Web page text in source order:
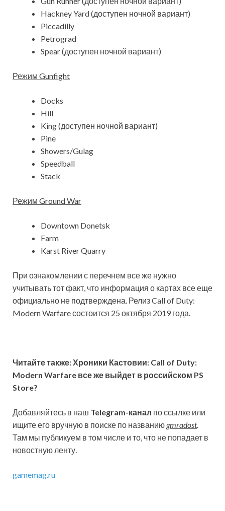
Hackney Yard (доступен ночной вариант)
Piccadilly
Petrograd
Spear (доступен ночной вариант)
Режим Gunfight
Docks
Hill
King (доступен ночной вариант)
Pine
Showers/Gulag
Speedball
Stack
Режим Ground War
Downtown Donetsk
Farm
Karst River Quarry
При ознакомлении с перечнем все же нужно
учитывать тот факт, что информация о картах все еще
официально не подтверждена. Релиз Call of Duty:
Modern Warfare состоится 25 октября 2019 года.
Читайте также:Хроники Кастовии: Call of Duty:
Modern Warfare все же выйдет в российском PS
Store?
Добавляйтесь в наш Telegram-канал по ссылке или
ищите его вручную в поиске по названию gmradost.
Там мы публикуем в том числе и то, что не попадает в
новостную ленту.
gamemag.ru